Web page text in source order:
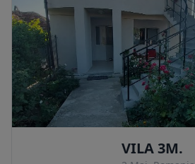
VILA 3M.